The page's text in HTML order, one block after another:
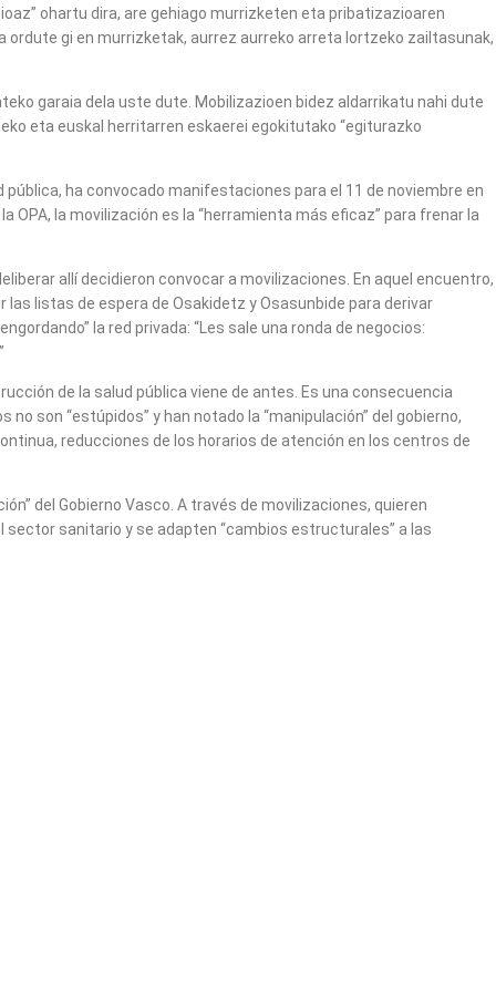
ohartu dira, are gehiago murrizketen eta pribatizazioaren
gi en murrizketak, aurrez aurreko arreta lortzeko zailtasunak,
garaia dela uste dute. Mobilizazioen bidez aldarrikatu nahi dute
eta euskal herritarren eskaerei egokitutako “egiturazko
ha convocado manifestaciones para el 11 de noviembre en
OPA, la movilización es la “herramienta más eficaz” para frenar la
allí decidieron convocar a movilizaciones. En aquel encuentro,
listas de espera de Osakidetz y Osasunbide para derivar
la red privada: “Les sale una ronda de negocios:
de la salud pública viene de antes. Es una consecuencia
son “estúpidos” y han notado la “manipulación” del gobierno,
reducciones de los horarios de atención en los centros de
del Gobierno Vasco. A través de movilizaciones, quieren
sector sanitario y se adapten “cambios estructurales” a las